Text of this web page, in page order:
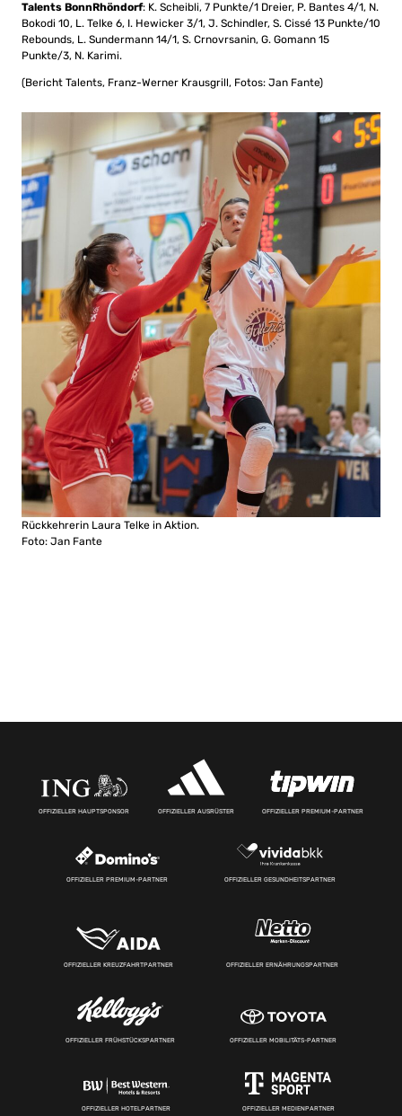
Talents BonnRhöndorf: K. Scheibli, 7 Punkte/1 Dreier, P. Bantes 4/1, N.
Bokodi 10, L. Telke 6, I. Hewicker 3/1, J. Schindler, S. Cissé 13 Punkte/10
Rebounds, L. Sundermann 14/1, S. Crnovrsanin, G. Gomann 15
Punkte/3, N. Karimi.
(Bericht Talents, Franz-Werner Krausgrill, Fotos: Jan Fante)
Rückkehrerin Laura Telke in Aktion.
Foto: Jan Fante
OFFIZIELLER HAUPTSPONSOR OFFIZIELLER AUSRÜSTER OFFIZIELLER PREMIUM-PARTNER
OFFIZIELLER PREMIUM-PARTNER OFFIZIELLER GESUNDHEITSPARTNER
OFFIZIELLER KREUZFAHRTPARTNER OFFIZIELLER ERNÄHRUNGSPARTNER
OFFIZIELLER FRÜHSTÜCKSPARTNER OFFIZIELLER MOBILITÄTS-PARTNER
OFFIZIELLER HOTELPARTNER OFFIZIELLER MEDIENPARTNER